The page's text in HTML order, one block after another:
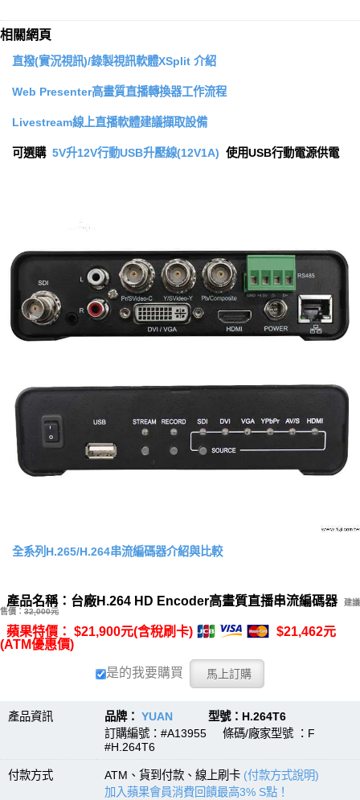
相關網頁
直撥(實況視訊)/錄製視訊軟體XSplit 介紹
Web Presenter高畫質直播轉換器工作流程
Livestream線上直播軟體建議擷取設備
可選購 5V升12V行動USB升壓線(12V1A) 使用USB行動電源供電
全系列H.265/H.264串流編碼器介紹與比較
產品名稱：台廠H.264 HD Encoder高畫質直播串流編碼器
建議
售價： 32,000元
蘋果特價： $21,900元(含稅刷卡)
$21,462元
(ATM優惠價)
是的我要購買
產品資訊 品牌： YUAN 型號：H.264T6
訂購編號：#A13955 條碼/廠家型號 ：F
#H.264T6
付款方式 ATM、貨到付款、線上刷卡 (付款方式說明)
加入蘋果會員消費回饋最高3% S點！